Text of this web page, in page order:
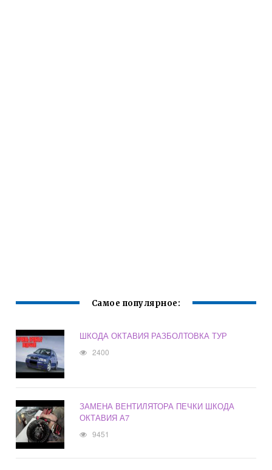
Самое популярное:
ШКОДА ОКТАВИЯ РАЗБОЛТОВКА ТУР
2400
ЗАМЕНА ВЕНТИЛЯТОРА ПЕЧКИ ШКОДА
ОКТАВИЯ А7
9451